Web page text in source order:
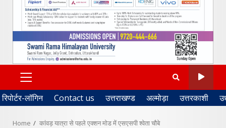
PRIMARY
MENU
रिपोर्टर-लॉगिन Contact us उत्तराखण्ड अल्मोड़ा उत्तरकाशी
Home कांवड़ यात्रा से पहले एक्शन मोड में एसएसपी श्वेता चौबे